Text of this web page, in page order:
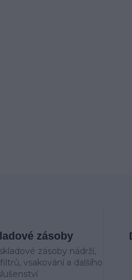
zásoby
zásoby nádrží,
vsakování a dalšího